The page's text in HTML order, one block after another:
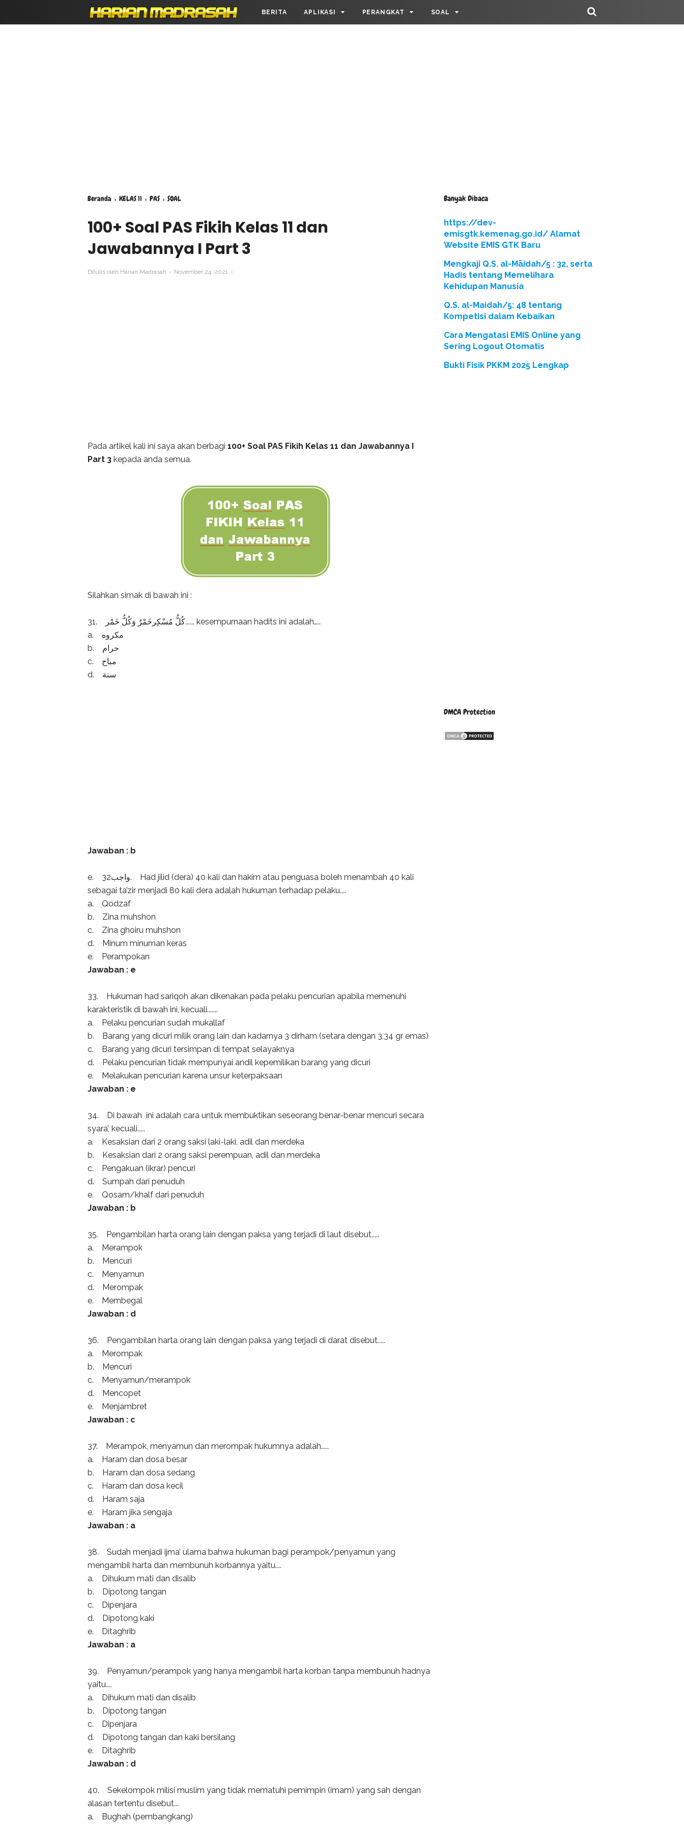
BERITA APLIKASI PERANGKAT SOAL
Beranda › KELAS 11 › PAS › SOAL
100+ Soal PAS Fikih Kelas 11 dan
Jawabannya I Part 3
Ditulis oleh Harian Madrasah November 24, 2021
Pada artikel kali ini saya akan berbagi 100+ Soal PAS Fikih Kelas 11 dan Jawabannya I
Part 3 kepada anda semua.
Silahkan simak di bawah ini :
31. كُلُّ مُسْكِرخَمْرٌ وَكُلُّ خَمْر...... kesempurnaan hadits ini adalah…..
c. مباح
d. سنة
Jawaban : b
e. واجب32. Had jilid (dera) 40 kali dan hakim atau penguasa boleh menambah 40 kali
sebagai ta’zir menjadi 80 kali dera adalah hukuman terhadap pelaku....
a. Qodzaf
b. Zina muhshon
c. Zina ghoiru muhshon
d. Minum minuman keras
e. Perampokan
Jawaban : e
33. Hukuman had sariqoh akan dikenakan pada pelaku pencurian apabila memenuhi
karakteristik di bawah ini, kecuali.......
a. Pelaku pencurian sudah mukallaf
b. Barang yang dicuri milik orang lain dan kadarnya 3 dirham (setara dengan 3,34 gr emas)
c. Barang yang dicuri tersimpan di tempat selayaknya
d. Pelaku pencurian tidak mempunyai andil kepemilikan barang yang dicuri
e. Melakukan pencurian karena unsur keterpaksaan
Jawaban : e
34. Di bawah ini adalah cara untuk membuktikan seseorang benar-benar mencuri secara
syara’, kecuali.....
a. Kesaksian dari 2 orang saksi laki-laki, adil dan merdeka
b. Kesaksian dari 2 orang saksi perempuan, adil dan merdeka
c. Pengakuan (ikrar) pencuri
d. Sumpah dari penuduh
e. Qosam/khalf dari penuduh
Jawaban : b
35. Pengambilan harta orang lain dengan paksa yang terjadi di laut disebut.....
a. Merampok
b. Mencuri
c. Menyamun
d. Merompak
e. Membegal
Jawaban : d
36. Pengambilan harta orang lain dengan paksa yang terjadi di darat disebut.....
a. Merompak
b. Mencuri
c. Menyamun/merampok
d. Mencopet
e. Menjambret
Jawaban : c
37. Merampok, menyamun dan merompak hukumnya adalah.....
a. Haram dan dosa besar
b. Haram dan dosa sedang
c. Haram dan dosa kecil
d. Haram saja
e.
Haram jika sengaja
Jawaban : a
38. Sudah menjadi ijma’ ulama bahwa hukuman bagi perampok/penyamun yang
mengambil harta dan membunuh korbannya yaitu....
a. Dihukum mati dan disalib
b. Dipotong tangan
c. Dipenjara
d. Dipotong kaki
e. Ditaghrib
Jawaban : a
39. Penyamun/perampok yang hanya mengambil harta korban tanpa membunuh hadnya
yaitu....
a. Dihukum mati dan disalib
b. Dipotong tangan
c. Dipenjara
d. Dipotong tangan dan kaki bersilang
e. Ditaghrib
Jawaban : d
40. Sekelompok milisi muslim yang tidak mematuhi pemimpin (imam) yang sah dengan
alasan tertentu disebut...
a. Bughah (pembangkang)
Banyak Dibaca
https://dev-
emisgtk.kemenag.go.id/ Alamat
Website EMIS GTK Baru
Mengkaji Q.S. al-Māidah/5 : 32, serta
Hadis tentang Memelihara
Kehidupan Manusia
Q.S. al-Maidah/5: 48 tentang
Kompetisi dalam Kebaikan
Cara Mengatasi EMIS Online yang
Sering Logout Otomatis
Bukti Fisik PKKM 2025 Lengkap
DMCA Protection